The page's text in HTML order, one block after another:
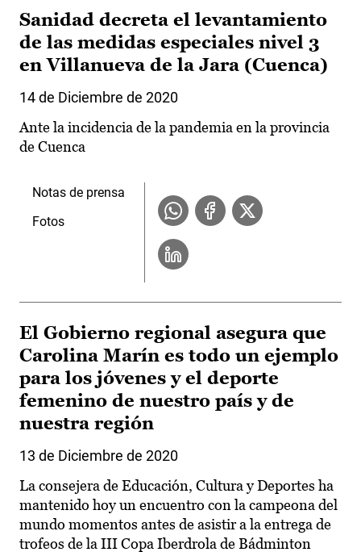
Sanidad decreta el levantamiento
de las medidas especiales nivel 3
en Villanueva de la Jara (Cuenca)
14 de Diciembre de 2020
Ante la incidencia de la pandemia en la provincia
de Cuenca
Notas de prensa
Fotos
El Gobierno regional asegura que
Carolina Marín es todo un ejemplo
para los jóvenes y el deporte
femenino de nuestro país y de
nuestra región
13 de Diciembre de 2020
La consejera de Educación, Cultura y Deportes ha
mantenido hoy un encuentro con la campeona del
mundo momentos antes de asistir a la entrega de
trofeos de la III Copa Iberdrola de Bádminton